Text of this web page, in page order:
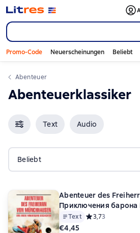
Promo-Code Neuerscheinungen Beliebt
Abenteuer
Abenteuerklassiker
Text Audio
Beliebt
Abenteuer des
Приключения
другие
чтения на немецком
Text Средний рейтинг
3,73
€4,45